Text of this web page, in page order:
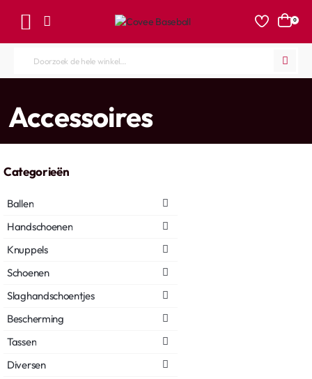
0
Doorzoek
winkel...
Accessoires
Categorieën
Ballen
Handschoenen
Knuppels
Schoenen
Slaghandschoentjes
Bescherming
Tassen
Diversen